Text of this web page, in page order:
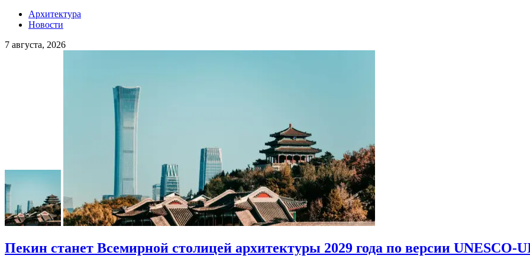
Архитектура
Новости
7 августа, 2026
Пекин станет Всемирной столицей архитектуры 2029 года по версии UNESCO-